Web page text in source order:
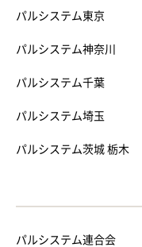
パルシステム東京
パルシステム神奈川
パルシステム千葉
パルシステム埼玉
パルシステム茨城 栃木
パルシステム連合会